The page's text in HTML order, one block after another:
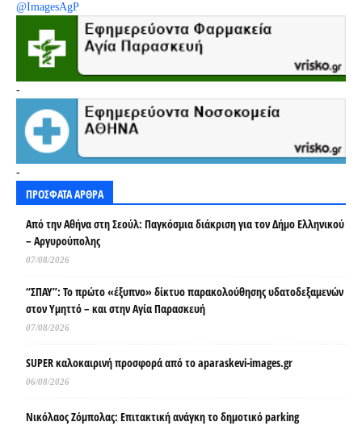
@ImagesAgP
-
-
ΠΡΟΣΦΑΤΑ ΑΡΘΡΑ
Από την Αθήνα στη Σεούλ: Παγκόσμια διάκριση για τον Δήμο Ελληνικού
– Αργυρούπολης
07/08/2026
“ΣΠΑΥ”: Το πρώτο «έξυπνο» δίκτυο παρακολούθησης υδατοδεξαμενών
στον Υμηττό – και στην Αγία Παρασκευή
07/08/2026
SUPER καλοκαιρινή προσφορά από το aparaskevi-images.gr
06/08/2026
Νικόλαος Ζόμπολας: Επιτακτική ανάγκη το δημοτικό parking